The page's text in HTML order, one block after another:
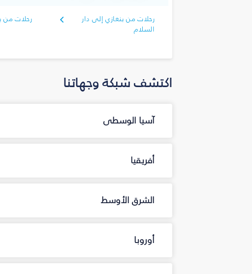
رحلات من بنغازي إلى دار
السلام
رحلات من
اكتشف شبكة وجهاتنا
آسيا الوسطى
أفريقيا
الشرق الأوسط
أوروبا